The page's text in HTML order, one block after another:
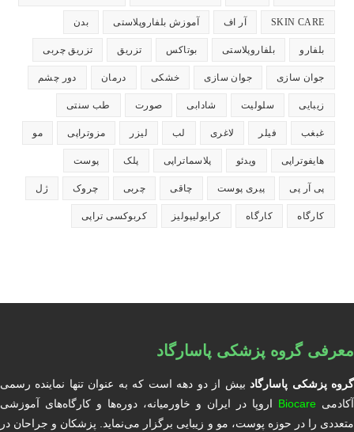
SKIN CARE آر اف آموزش بلفاروپلاستی بدن
بلفارو بلفاروپلاستی بوتاکس تزریق تزریق چربی
جوان سازی جوان سازی خشکی درمان دور چشم
زیبایی سلولیت شادابی صورت طب سنتی
غبغب فیلر لاغری لب لیزر مزوتراپی مو
هایفوتراپی ویدئو پلاسماتراپی پلک پوست
پی آر پی پیری پوست چاقی چربی چروک ژل
کارگاه کارگاه کرایولیپولیز کربوکسی تراپی
معرفی گروه پزشکی پاسارگاد
گروه پزشکی پاسارگادبیش از دو دهه است که به عنوان تنها نماینده رسمی
آکادمی Biocare اروپا در ایران و خاورمیانه، دوره‌ها و کارگاه‌های آموزشی
متعددی را در حوزه پوست، مو و زیبایی برگزار می‌نماید. پزشکان و جراحان در